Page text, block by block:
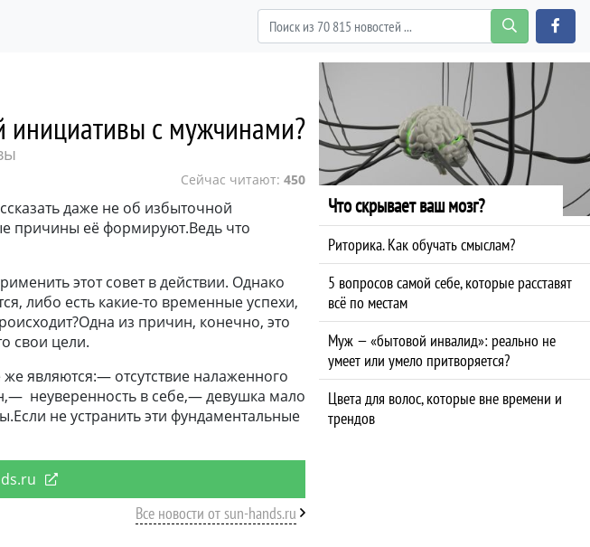
инициативы с мужчинами?
Сейчас читают: 450
даже не об избыточной
причины её формируют.Ведь что
этот совет в действии. Однако
либо есть какие-то временные успехи,
из причин, конечно, это
свои цели.
являются:— отсутствие налаженного
неуверенность в себе,— девушка мало
не устранить эти фундаментальные
Все новости от sun-hands.ru
Что скрывает ваш мозг?
Риторика. Как обучать смыслам?
5 вопросов самой себе, которые расставят
всё по местам
Муж — «бытовой инвалид»: реально не
умеет или умело притворяется?
Цвета для волос, которые вне времени и
трендов